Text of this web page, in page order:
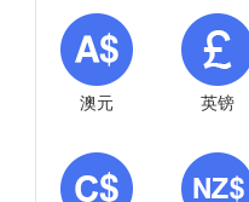
澳元 英镑